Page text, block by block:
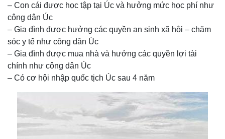
– Con cái được học tập tại Úc và hưởng mức học phí như
công dân Úc
– Gia đình được hưởng các quyền an sinh xã hội – chăm
sóc y tế như công dân Úc
– Gia đình được mua nhà và hưởng các quyền lợi tài
chính như công dân Úc
– Có cơ hội nhập quốc tịch Úc sau 4 năm